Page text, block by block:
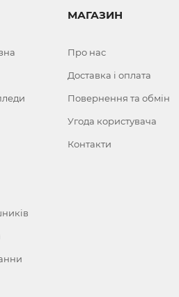
МАГАЗИН
Про нас
Доставка і оплата
Повернення та обмін
Угода користувача
Контакти